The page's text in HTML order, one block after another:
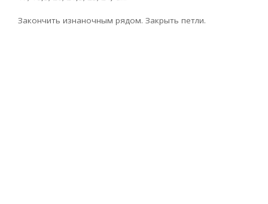
Закончить изнаночным рядом. Закрыть петли.